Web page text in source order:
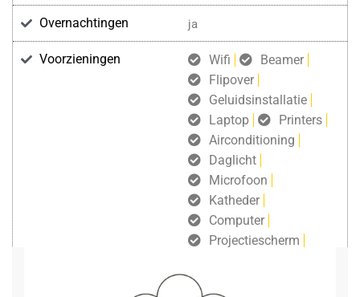
Overnachtingen ja
Voorzieningen Wifi
Beamer
Flipover
Geluidsinstallatie
Laptop
Printers
Airconditioning
Daglicht
Microfoon
Katheder
Computer
Projectiescherm
gratis draadloos internet